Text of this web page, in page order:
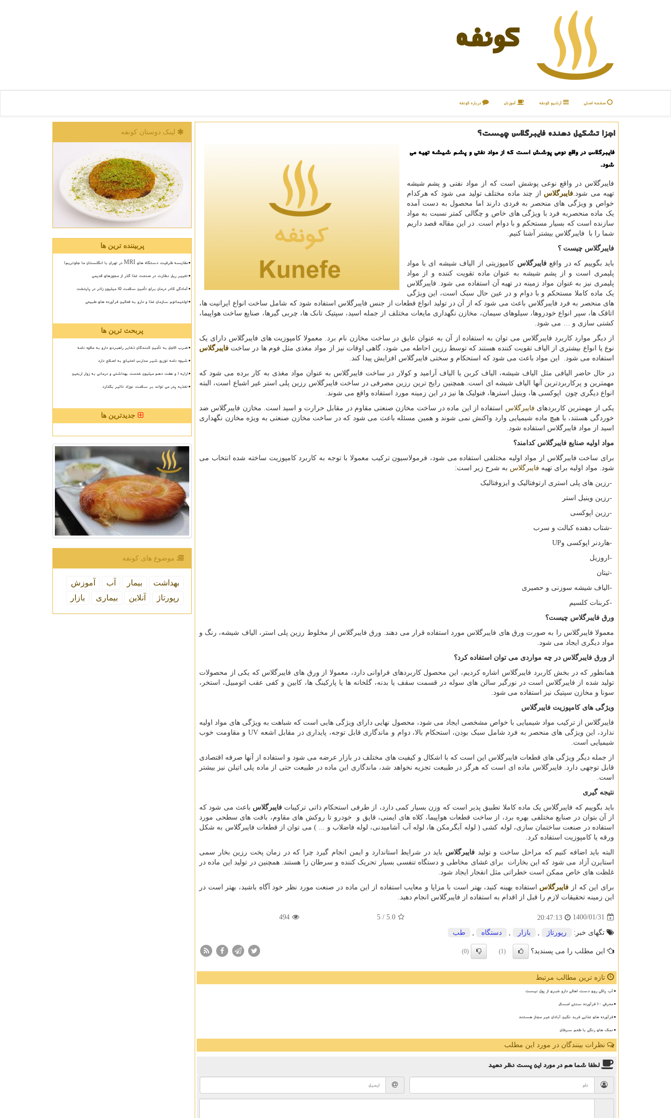
كونفه
صفحه اصلی آرشیو كونفه آموزش درباره كونفه
اجزا تشكیل دهنده فایبرگلاس چیست؟
فایبرگلاس در واقع نوعی پوشش است كه از مواد نفتی و پشم شیشه تهیه می
شود.
فایبرگلاس در واقع نوعی پوشش است که از مواد نفتی و پشم شیشه
تهیه می شود.فایبرگلاس از چند ماده مختلف تولید می شود که هرکدام
خواص و ویژگی های منحصر به فردی دارند اما محصول به دست آمده
یک ماده منحصربه فرد با ویژگی های خاص و چگالی کمتر نسبت به مواد
سازنده است که بسیار مستحکم و با دوام است. در این مقاله قصد داریم
شما را با فایبرگلاس بیشتر آشنا کنیم.
فایبرگلاس چیست ؟
باید بگوییم که در واقعفایبرگلاس کامپوزیتی از الیاف شیشه ای با مواد
پلیمری است و از پشم شیشه به عنوان ماده تقویت کننده و از مواد
پلیمری نیز به عنوان مواد زمینه در تهیه آن استفاده می شود. فایبرگلاس
یک ماده کاملا مستحکم و با دوام و در عین حال سبک است، این ویژگی
های منحصر به فرد فایبرگلاس باعث می شود که از آن در تولید انواع قطعات از جنس فایبرگلاس استفاده شود که شامل ساخت انواع ایرانیت ها،
اتاقک ها، سپر انواع خودروها، سیلوهای سیمان، مخازن نگهداری مایعات مختلف از جمله اسید، سپتیک تانک ها، چربی گیرها، صنایع ساخت هواپیما،
کشتی سازی و … می شود.
از دیگر موارد کاربرد فایبرگلاس می توان به استفاده از آن به عنوان عایق در ساخت مخازن نام برد. معمولا کامپوزیت های فایبرگلاس دارای یک
نوع یا انواع بیشتری از الیاف تقویت کننده هستند که توسط رزین احاطه می شود، گاهی اوقات نیز از مواد مغذی مثل فوم ها در ساخت فایبرگلاس
استفاده می شود. این مواد باعث می شود که استحکام و سختی فایبرگلاس افزایش پیدا کند.
در حال حاضر الیافی مثل الیاف شیشه، الیاف کربن یا الیاف آرامید و کولار در ساخت فایبرگلاس به عنوان مواد مغذی به کار برده می شود که
مهمترین و پرکاربردترین آنها الیاف شیشه ای است. همچنین رایج ترین رزین مصرفی در ساخت فایبرگلاس رزین پلی استر غیر اشباع است، البته
انواع دیگری چون اپوکسی ها، وینیل استرها، فنولیک ها نیز در این زمینه مورد استفاده واقع می شوند.
یکی از مهمترین کاربردهای فایبرگلاس استفاده از این ماده در ساخت مخازن صنعتی مقاوم در مقابل حرارت و اسید است. مخازن فایبرگلاس ضد
خوردگی هستند، با هیچ ماده شیمیایی وارد واکنش نمی شوند و همین مسئله باعث می شود که در ساخت مخازن صنعتی به ویژه مخازن نگهداری
اسید از مواد فایبرگلاس استفاده شود.
مواد اولیه صنایع فایبرگلاس کدامند؟
برای ساخت فایبرگلاس از مواد اولیه مختلفی استفاده می شود، فرمولاسیون ترکیب معمولا با توجه به کاربرد کامپوزیت ساخته شده انتخاب می
شود. مواد اولیه برای تهیه فایبرگلاس به شرح زیر است:
-رزین های پلی ‏استری ارتوفتالیک و ایزوفتالیک
-رزین وینیل استر
-رزین اپوکسی
-شتاب دهنده کبالت و سرب
-هاردنر اپوکسی وUP
- اروزیل
-تیتان
- الیاف شیشه سوزنی و حصیری
-کربنات کلسیم
ورق فایبرگلاس چیست؟
معمولا فایبرگلاس را به صورت ورق های فایبرگلاس مورد استفاده قرار می دهند. ورق فایبرگلاس از مخلوط رزین پلی استر، الیاف شیشه، رنگ و
مواد دیگری ایجاد می شود.
از ورق فایبرگلاس در چه مواردی می توان استفاده کرد؟
همانطور که در بخش کاربرد فایبرگلاس اشاره کردیم، این محصول کاربردهای فراوانی دارد، معمولا از ورق های فایبرگلاس که یکی از محصولات
تولید شده از فایبرگلاس است در نورگیر سالن های سوله در قسمت سقف یا بدنه، گلخانه ها یا پارکینگ ها، کابین و کفی عقب اتومبیل، استخر،
سونا و مخازن سپتیک نیز استفاده می شود.
ویژگی های کامپوزیت فایبرگلاس
فایبرگلاس از ترکیب مواد شیمیایی با خواص مشخصی ایجاد می شود، محصول نهایی دارای ویژگی هایی است که شباهت به ویژگی های مواد اولیه
ندارد، این ویژگی های منحصر به فرد شامل سبک بودن، استحکام بالا، دوام و ماندگاری قابل توجه، پایداری در مقابل اشعه UV و مقاومت خوب
شیمیایی است.
از جمله دیگر ویژگی های قطعات فایبرگلاس این است که با اشکال و کیفیت های مختلف در بازار عرضه می شود و استفاده از آنها صرفه اقتصادی
قابل توجهی دارد. فایبرگلاس ماده ای است که هرگز در طبیعت تجزیه نخواهد شد، ماندگاری این ماده در طبیعت حتی از ماده پلی اتیلن نیز بیشتر
است.
نتیجه گیری
باید بگوییم که فایبرگلاس یک ماده کاملا تطبیق پذیر است که وزن بسیار کمی دارد، از طرفی استحکام ذاتی ترکیبات فایبرگلاس باعث می شود که
از آن بتوان در صنایع مختلفی بهره برد، از ساخت قطعات هواپیما، کلاه های ایمنی، قایق و خودرو تا روکش های مقاوم، بافت های سطحی مورد
استفاده در صنعت ساختمان سازی، لوله کشی ( لوله آبگرمکن ها، لوله آب آشامیدنی، لوله فاضلاب و ... ) می توان از قطعات فایبرگلاس به شکل
ورقه یا کامپوزیت استفاده کرد.
البته باید اضافه کنیم که مراحل ساخت و تولیدفایبرگلاس باید در شرایط استاندارد و ایمن انجام گیرد چرا که در زمان پخت رزین بخار سمی
استایرن آزاد می شود که این بخارات برای غشای مخاطی و دستگاه تنفسی بسیار تحریک کننده و سرطان زا هستند. همچنین در تولید این ماده در
غلظت های خاص ممکن است خطراتی مثل انفجار ایجاد شود.
برای این که از فایبرگلاس استفاده بهینه کنید، بهتر است با مزایا و معایب استفاده از این ماده در صنعت مورد نظر خود آگاه باشید، بهتر است در
این زمینه تحقیقات لازم را قبل از اقدام به استفاده از فایبرگلاس انجام دهید.
1400/01/31
20:47:13
5.0
/ 5
494
تگهای خبر: رپورتاژ بازار دستگاه طب
این مطلب را می پسندید؟ (1)
(0)
تازه ترین مطالب مرتبط
آب پاکی روی دست اهالی دارو خبری از پول نیست
معرفی ۱۰۰ فرآورده سنتی امسال
فرآورده های غذایی فربد نگین آبادان غیر مجاز هستند
نمک های رنگی با طعم سرطان
نظرات بینندگان در مورد این مطلب
لطفا شما همدر مورد این پستنظر دهید
لینک دوستان كونفه
پربیننده ترین ها
مقایسه ظرفیت دستگاه های MRI در تهران با انگلستان ما جلوتریم!
تغییر ریل نظارت در صنعت غذا گذر از مجوزهای قدیمی
آمادگی کادر درمان برای تأمین سلامت 15 میلیون زائر در پایتخت
اولتیماتوم سازمان غذا و دارو به فعالین فرآورده های طبیعی
پربحث ترین ها
ضرب الاجل به تأمین کنندگان ذخایر راهبردی دارو به علاوه نامه
شیوه نامه توزیع شیر مدارس احتیاج به اصلاح دارد
ارایه ۱ و هفت دهم میلیون خدمت بهداشتی و درمانی به زوار اربعین
تغذیه پدر می تواند بر سلامت نوزاد تاثیر بگذارد
جدیدترین ها
موضوع های كونفه
بهداشت بیمار آب
آموزش
رپورتاژ
آنلاین بیماری بازار